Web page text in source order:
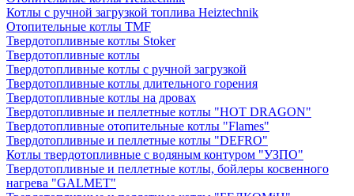
Котлы с ручной загрузкой топлива Heiztechnik
Отопительные котлы TMF
Твердотопливные котлы Stoker
Твердотопливные котлы
Твердотопливные котлы с ручной загрузкой
Твердотопливные котлы длительного горения
Твердотопливные котлы на дровах
Твердотопливные и пеллетные котлы "HOT DRAGON"
Твердотопливные отопительные котлы "Flames"
Твердотопливные и пеллетные котлы "DEFRO"
Котлы твердотопливные с водяным контуром "УЗПО"
Твердотопливные и пеллетные котлы, бойлеры косвенного
нагрева "GALMET"